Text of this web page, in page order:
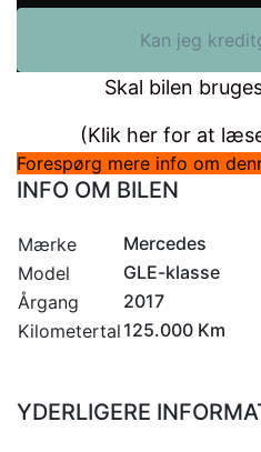
Kan jeg
Skal bilen
(Klik her for at
Forespørg mere info om
INFO OM BILEN
Mærke
Mercedes
Model
GLE-klasse
Årgang
2017
Kilometertal 125.000 Km
YDERLIGERE